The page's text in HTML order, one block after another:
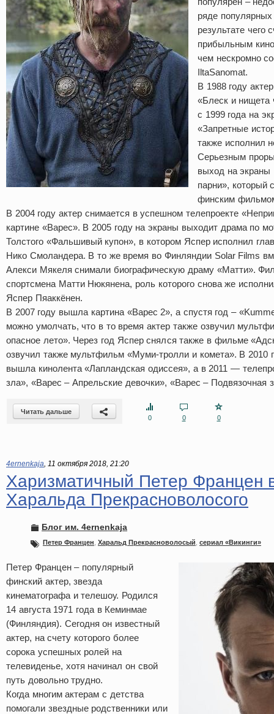
ряде
результате чего
прибыльным
чем нескромно
IltaSanomat.
В 1988 году
«Блеск и нищета
с 1999 года на
«Запретные
также исполнил
Серьезным
выход на экраны
парни»,
финским
В 2004 году актер снимается в успешном телепроекте
картине «Варес». В 2005 году на экраны выходит драма по
Толстого «Фальшивый купон», в котором Яспер исполнил
Нико Смоландера. В то же время во Финляндии Solar Films
Алекси Мякеля снимали биографическую драму «Матти».
спортсмена Матти Нюкянена, роль которого снова же
Яспер Пяаккёнен.
В 2007 году вышла картина «Варес 2», а спустя год –
можно умолчать, что в то время актер также озвучил
опасное лето». Через год Яспер снялся также в фильме
озвучил также мультфильм «Муми-тролли и комета». В 2010
вышла кинолента «Лапландская одиссея», а в 2011 —
зла», «Варес – Апрельские девочки», «Варес – Подвязочная
Читать дальше
0
0 0
4ernenkaja, 11 октября 2018, 21:20
Харизматичный Петер Францен
Харальда Прекрасноволосого
Блог им. 4ernenkaja
Петер Францен Харальд Прекрасноволосый сериал «Викинги»
Петер Францен – популярный
финский актер, звезда
кинематографа и телешоу. Родился
14 августа 1971 года в Кеминмае
(Финляндия). Сегодня он известный
актер, на счету которого более
сорока успешных ролей на
телевиденье, хотя начинал он свой
путь довольно трудно.
Когда многим актерам с детства
помогали звездные родственники или